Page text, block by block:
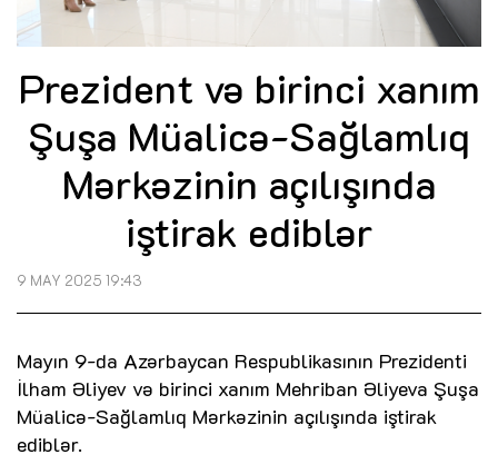
Prezident və birinci xanım
Şuşa Müalicə-Sağlamlıq
Mərkəzinin açılışında
iştirak ediblər
9 MAY 2025 19:43
Mayın 9-da Azərbaycan Respublikasının Prezidenti
İlham Əliyev və birinci xanım Mehriban Əliyeva Şuşa
Müalicə-Sağlamlıq Mərkəzinin açılışında iştirak
ediblər.